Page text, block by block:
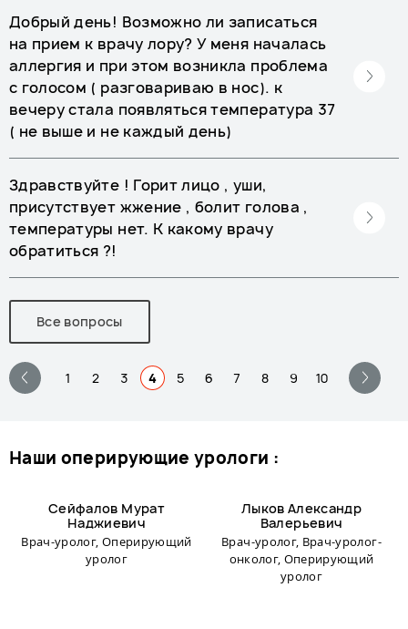
Добрый день! Возможно ли записаться
на прием к врачу лору? У меня началась
аллергия и при этом возникла проблема
с голосом ( разговариваю в нос). к
вечеру стала появляться температура 37
( не выше и не каждый день)
Здравствуйте ! Горит лицо , уши,
присутствует жжение , болит голова ,
температуры нет. К какому врачу
обратиться ?!
Все вопросы
1 2 3 4 5 6 7 8 9 10
наши оперирующие урологи :
Сейфалов Мурат
Наджиевич
Врач-уролог, Оперирующий
уролог
Лыков Александр
Валерьевич
Врач-уролог, Врач-уролог-
онколог, Оперирующий
уролог